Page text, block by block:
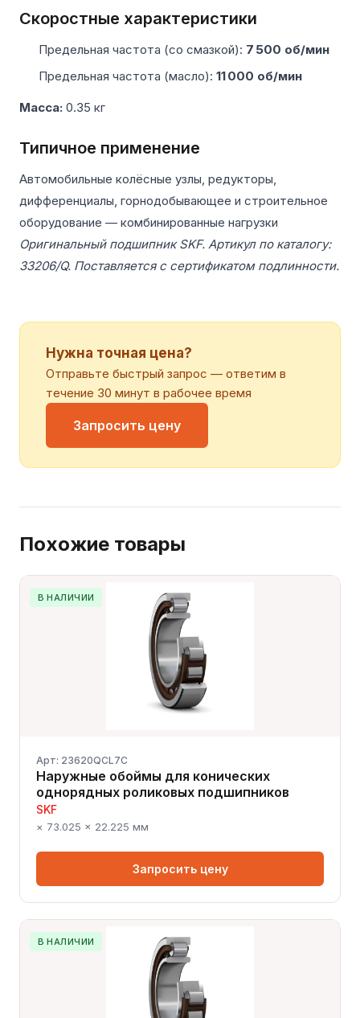
Скоростные характеристики
Предельная частота (со смазкой): 7 500 об/мин
Предельная частота (масло): 11 000 об/мин
Масса: 0.35 кг
Типичное применение
Автомобильные колёсные узлы, редукторы,
дифференциалы, горнодобывающее и строительное
оборудование — комбинированные нагрузки
Оригинальный подшипник SKF. Артикул по каталогу:
33206/Q. Поставляется с сертификатом подлинности.
Нужна точная цена?
Отправьте быстрый запрос — ответим в
течение 30 минут в рабочее время
Запросить цену
Похожие товары
В НАЛИЧИИ
Арт: 23620QCL7C
Наружные обоймы для конических
однорядных роликовых подшипников
SKF
× 73.025 × 22.225 мм
Запросить цену
В НАЛИЧИИ